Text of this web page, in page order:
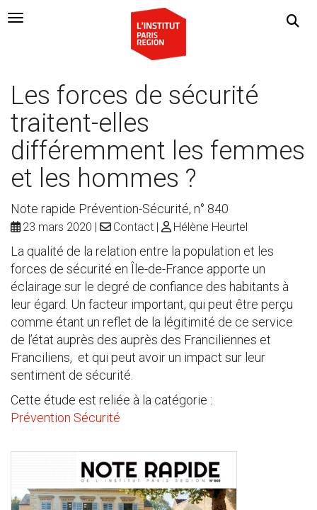
Navigation Toggle
Les forces de sécurité
traitent-elles
différemment les femmes
et les hommes ?
Note rapide Prévention-Sécurité, n° 840
23 mars 2020 Contact Hélène Heurtel
La qualité de la relation entre la population et les
forces de sécurité en Île-de-France apporte un
éclairage sur le degré de confiance des habitants à
leur égard. Un facteur important, qui peut être perçu
comme étant un reflet de la légitimité de ce service
de l’état auprès des auprès des Franciliennes et
Franciliens, et qui peut avoir un impact sur leur
sentiment de sécurité.
Cette étude est reliée à la catégorie :
Prévention Sécurité